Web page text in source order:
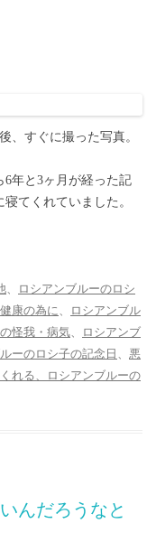
、すぐに撮った写真。
年と3ヶ月が経った記
てくれていました。
ロシアンブルーのロシ
康の為に
ロシアンブル
怪我・病気
ロシアンブ
ーのロシ子の記念日
悪
れる、ロシアンブルーの
んだろうなと